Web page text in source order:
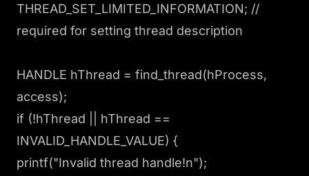
THREAD_SET_LIMITED_INFORMATION; //
required for setting thread description
HANDLE hThread = find_thread(hProcess,
access);
if (!hThread || hThread ==
INVALID_HANDLE_VALUE) {
printf("Invalid thread handle!n");